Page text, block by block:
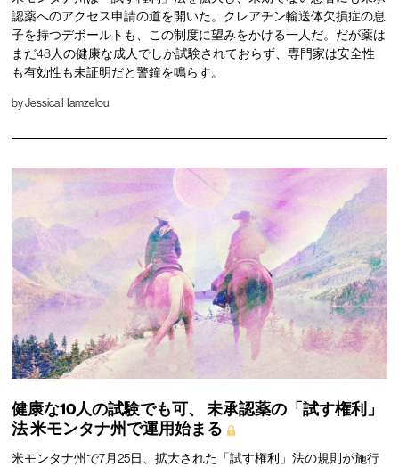
認薬へのアクセス申請の道を開いた。クレアチン輸送体欠損症の息
子を持つデボールトも、この制度に望みをかける一人だ。だが薬は
まだ48人の健康な成人でしか試験されておらず、専門家は安全性
も有効性も未証明だと警鐘を鳴らす。
byJessica Hamzelou
健康な10人の試験でも可、
未承認薬の「試す権利」
法米モンタナ州で運用始まる
米モンタナ州で7月25日、拡大された「試す権利」法の規則が施行